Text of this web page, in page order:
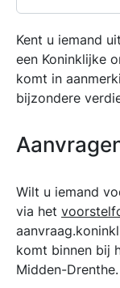
Kent u iemand
een Koninklijke
komt in
bijzondere
Wilt u iemand
via het
komt binnen bij
Midden-Drenthe.